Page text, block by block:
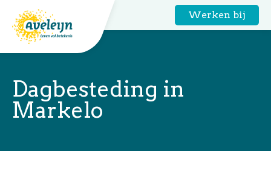
Werken bij
Dagbesteding in
Markelo